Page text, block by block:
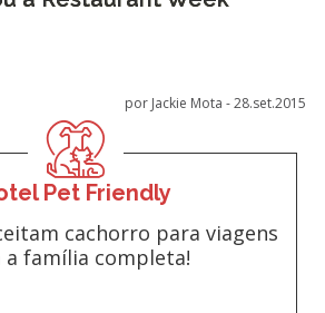
por Jackie Mota -28.set.2015
Pet Friendly
cachorro para viagens
a família completa!